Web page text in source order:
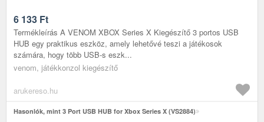
6 133 Ft
Termékleírás A VENOM XBOX Series X Kiegészítő 3 portos USB
HUB egy praktikus eszköz, amely lehetővé teszi a játékosok
számára, hogy több USB-s eszk...
venom, játékkonzol kiegészítő
arukereso.hu
Hasonlók, mint 3 Port USB HUB for Xbox Series X (VS2884)